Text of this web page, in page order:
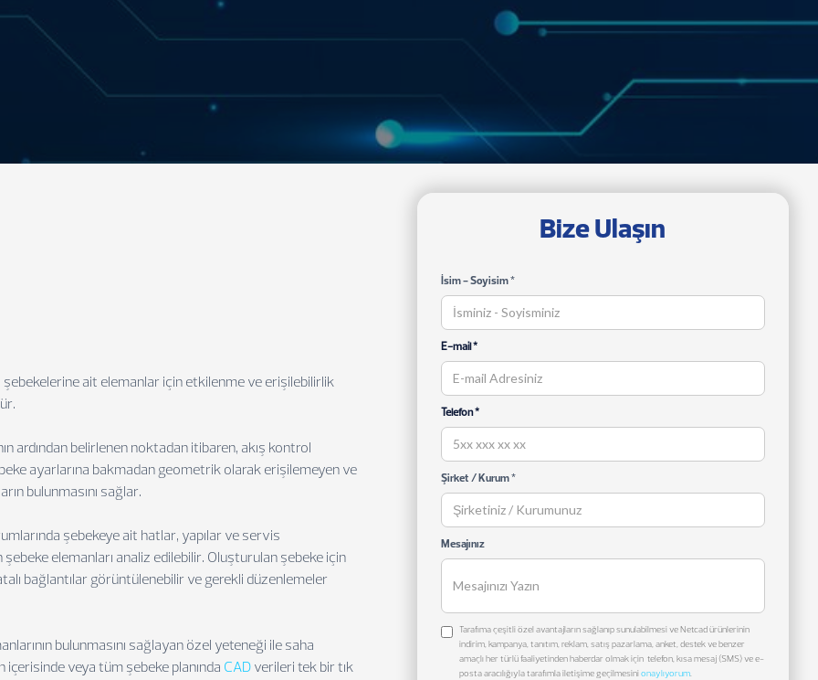
ait elemanlar için etkilenme ve erişilebilirlik
ardından belirlenen noktadan itibaren, akış kontrol
ayarlarına bakmadan geometrik olarak erişilemeyen ve
bulunmasını sağlar.
şebekeye ait hatlar, yapılar ve servis
elemanları analiz edilebilir. Oluşturulan şebeke için
bağlantılar görüntülenebilir ve gerekli düzenlemeler
bulunmasını sağlayan özel yeteneği ile saha
veya tüm şebeke planında CAD verileri tek bir tık
Bize Ulaşın
İsim - Soyisim *
E-mail *
Telefon *
Şirket / Kurum *
Mesajınız
Tarafıma çeşitli özel avantajların sağlanıp sunulabilmesi ve Netcad ürünlerinin
indirim, kampanya, tanıtım, reklam, satış pazarlama, anket, destek ve benzer
amaçlı her türlü faaliyetinden haberdar olmak için telefon, kısa mesaj (SMS) ve e-
posta aracılığıyla tarafımla iletişime geçilmesini onaylıyorum.